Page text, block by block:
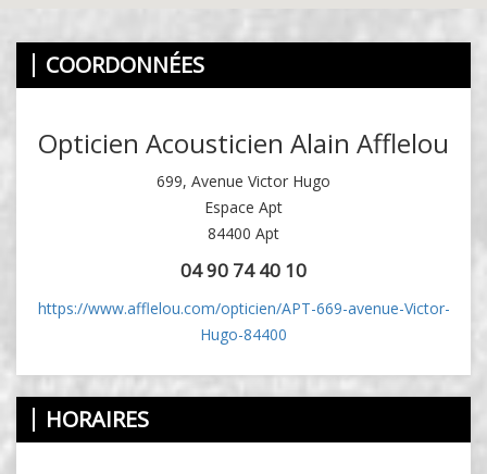
COORDONNÉES
Opticien Acousticien Alain Afflelou
699, Avenue Victor Hugo
Espace Apt
84400 Apt
04 90 74 40 10
https://www.afflelou.com/opticien/APT-669-avenue-Victor-
Hugo-84400
HORAIRES